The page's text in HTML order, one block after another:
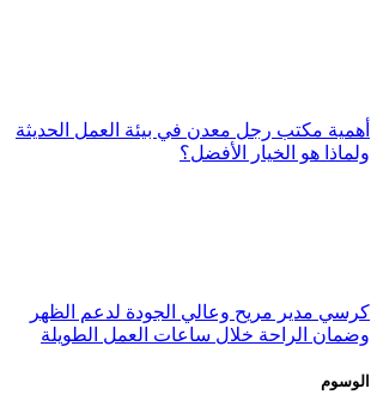
أهمية مكتب رجل معدن في بيئة العمل الحديثة
ولماذا هو الخيار الأفضل؟
كرسي مدير مريح وعالي الجودة لدعم الظهر
وضمان الراحة خلال ساعات العمل الطويلة
الوسوم